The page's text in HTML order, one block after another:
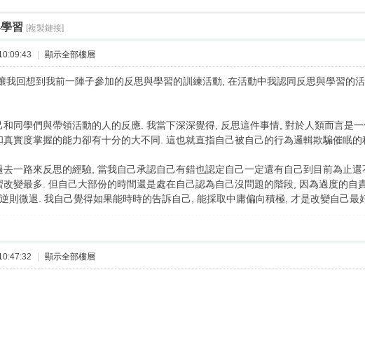
習 [複製鏈接]
顯示全部樓層
我回想到我前一陣子參加的反思與學習的訓練活動, 在活動中我認同反思與學習的
同學們與帶領活動的人的反應. 我當下深深覺得, 反思這件事情, 對於人類而言是
實度掌握的能力卻有十分的大不同. 這也就直指自己被自己的行為邏輯欺騙催眠
一路來反思的經驗, 當我自己承認自己有錯也認定自己一定還有自己到目前為止
變最多. 但自己大部份的時間還是處在自己認為自己沒問題的階段, 因為過度的
則微退. 我自己覺得如果能時時的告訴自己, 能採取中庸偏向積極, 才是改變自己最
顯示全部樓層